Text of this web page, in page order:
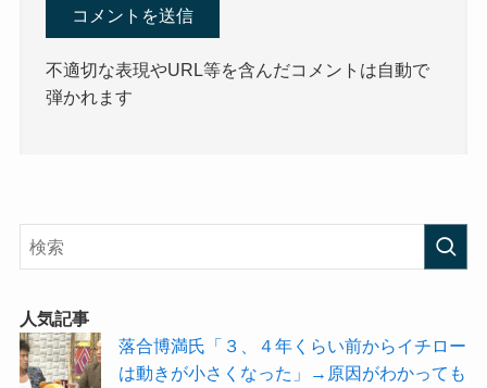
不適切な表現やURL等を含んだコメントは自動で
弾かれます
人気記事
落合博満氏「３、４年くらい前からイチロー
は動きが小さくなった」→原因がわかっても